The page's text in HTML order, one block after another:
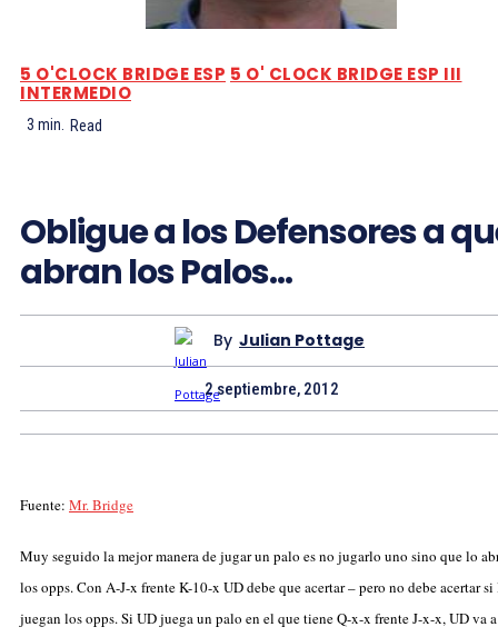
5 O'CLOCK BRIDGE ESP 5 O' CLOCK BRIDGE ESP III
INTERMEDIO
3 min. Read
Obligue a los Defensores a
abran los Palos…
By Julian Pottage
2 septiembre, 2012
Fuente: Mr. Bridge
Muy seguido la mejor manera de jugar un palo es no jugarlo uno sino que lo
los opps. Con A-J-x frente K-10-x UD debe que acertar – pero no debe acertar
juegan los opps. Si UD juega un palo en el que tiene Q-x-x frente J-x-x, UD va a